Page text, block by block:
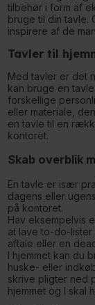
tilbehør i form af
bruge til din tavle.
inspirere af de
Tavler til
Med tavler er det
kan bruge en
forskellige
eller materiale,
en tavle til en
kontoret.
Skab overblik
En tavle er især
dagens eller
på kontoret.
Hav eksempelvis
at lave to-do-lister
aftale eller en
I hjemmet kan du
huske- eller
skrive pligter ned
hjemmet og I skal